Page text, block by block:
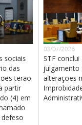
sociais
das
terão
partir
(4) em
03/07/2026
STF conclui
julgamento
alterações